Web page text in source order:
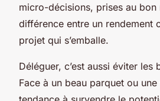
micro-décisions, prises au
différence entre un rendement
projet qui s’emballe.
Déléguer, c’est aussi éviter les
Face à un beau parquet ou